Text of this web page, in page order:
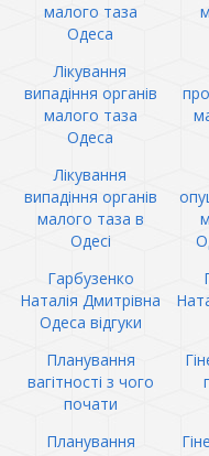
малого таза
Одеса
Лікування
випадіння органів
малого таза
Одеса
Лікування
випадіння органів
малого таза в
Одесі
Гарбузенко
Наталія Дмитрівна
Одеса відгуки
Планування
вагітності з чого
почати
Планування